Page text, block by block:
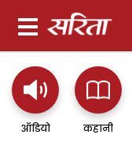
ऑडियो कहानी